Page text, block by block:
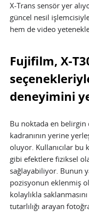
X-Trans sensör yer
güncel nesil işlemcisiyle
hem de video
Fujifilm, X-
deneyimini
Bu noktada en
kadranının yerine
oluyor. Kullanıcılar bu
gibi efektlere fiziksel
sağlayabiliyor. Bunun
pozisyonun eklenmiş
kolaylıkla
tutarlılığı arayan